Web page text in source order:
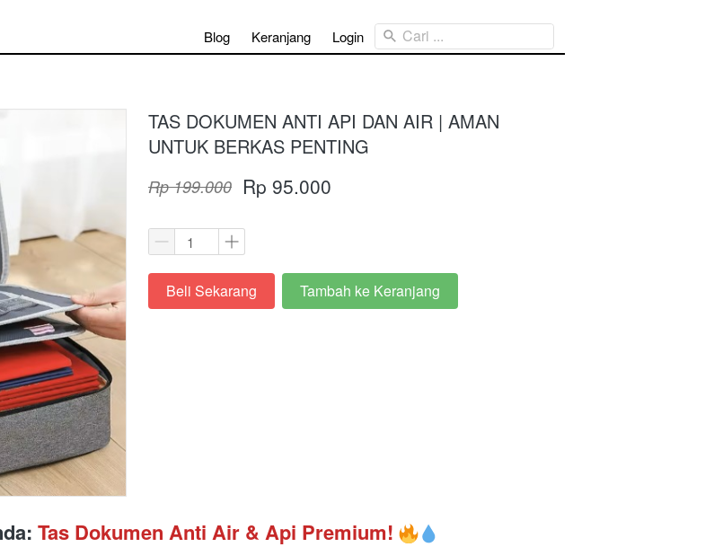
Blog Keranjang Login Cari ...
TAS DOKUMEN ANTI API DAN AIR | AMAN
UNTUK BERKAS PENTING
Rp 199.000 Rp 95.000
`Beli Sekarang `
Tambah ke Keranjang
Tas Dokumen Anti Air & Api Premium!